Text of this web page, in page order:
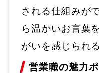
される仕組みが
ら温かいお言葉
がいを感じられ
営業職の魅力